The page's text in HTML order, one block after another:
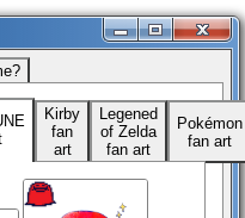
Kirby
fan
art
Legened
of Zelda
fan art
Pokémon
fan art